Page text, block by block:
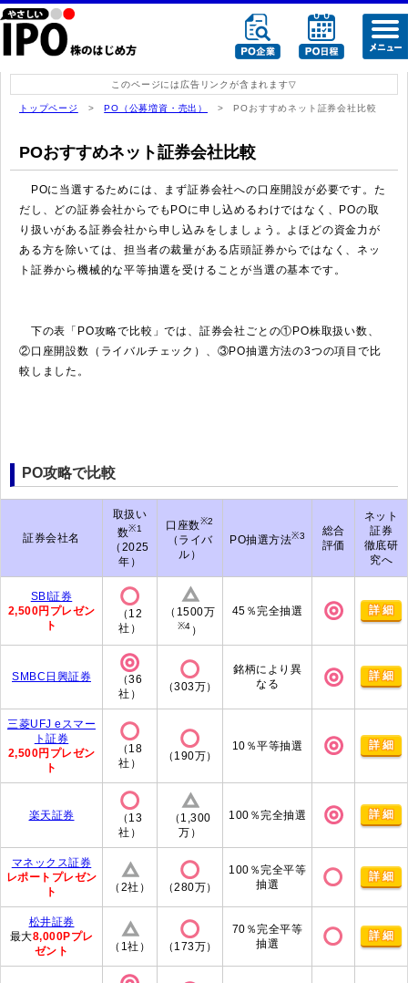
このページには広告リンクが含まれます
トップページ >PO（公募増資・売出） > POおすすめネット証券会社比較
POおすすめネット証券会社比較
POに当選するためには、まず証券会社への口座開設が必要です。た
だし、どの証券会社からでもPOに申し込めるわけではなく、POの取
り扱いがある証券会社から申し込みをしましょう。よほどの資金力が
ある方を除いては、担当者の裁量がある店頭証券からではなく、ネッ
ト証券から機械的な平等抽選を受けることが当選の基本です。
下の表「PO攻略で比較」では、証券会社ごとの①PO株取扱い数、
②口座開設数（ライバルチェック）、③PO抽選方法の3つの項目で比
較しました。
PO攻略で比較
証券会社名
取扱い
数※1
（2025
年）
口座数※2
（ライバ
ル）
PO抽選方法※3
総合
評価
ネット
証券
徹底研
究へ
SBI証券
2,500円プレゼン
ト
（12
社）
（1500万
※4 ）
45％完全抽選 詳細
SMBC日興証券
（36
社）
（303万）
銘柄により異
なる
詳細
三菱UFJ eスマー
ト証券
2,500円プレゼン
ト
（18
社）
（190万）
10％平等抽選 詳細
楽天証券
（13
社）
（1,300
万）
100％完全抽選 詳細
マネックス証券
レポートプレゼン
ト
（2社） （280万）
100％完全平等
抽選
詳細
松井証券
最大8,000Pプレ
ゼント
（1社） （173万）
70％完全平等
抽選
詳細